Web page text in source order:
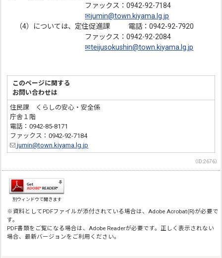
ファックス：0942-92-7184
✉jumin@town.kiyama.lg.jp
（4）については、定住促進課 電話：0942-92-7920
ファックス：0942-92-2084
✉teijusokushin@town.kiyama.lg.jp
このページに関する
お問い合わせは
住民課 くらしの安心・安全係
庁舎１階
電話：0942-85-8171
ファックス：0942-92-7184
jumin@town.kiyama.lg.jp
（ID:2676）
別ウィンドウで開きます
※資料としてPDFファイルが添付されている場合は、Adobe Acrobat(R)が必要で
す。
PDF書類をご覧になる場合は、Adobe Readerが必要です。正しく表示されない
場合、最新バージョンをご利用ください。